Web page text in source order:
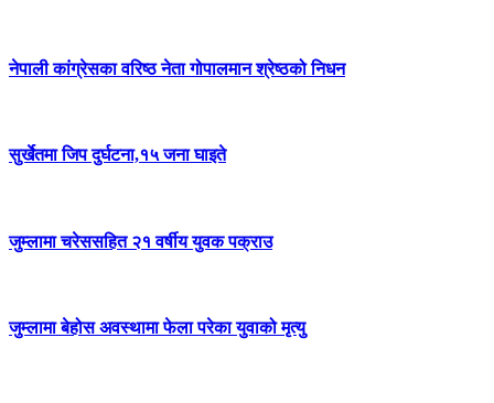
नेपाली कांग्रेसका वरिष्ठ नेता गोपालमान श्रेष्ठको निधन
सुर्खेतमा जिप दुर्घटना,१५ जना घाइते
जुम्लामा चरेससहित २१ वर्षीय युवक पक्राउ
जुम्लामा बेहोस अवस्थामा फेला परेका युवाको मृत्यु